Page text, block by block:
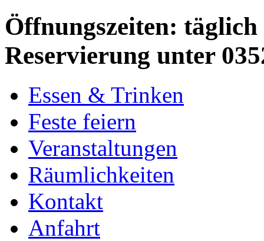
Öffnungszeiten: täglich
Reservierung unter
Essen & Trinken
Feste feiern
Veranstaltungen
Räumlichkeiten
Kontakt
Anfahrt